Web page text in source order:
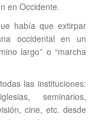
en Occidente.
había que extirpar
occidental en un
largo” o “marcha
las instituciones:
seminarios,
cine, etc. desde